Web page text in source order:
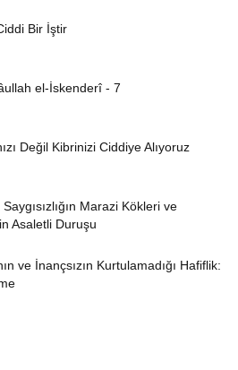
Bir İştir
el-İskenderî - 7
Değil Kibrinizi Ciddiye Alıyoruz
Marazi Kökleri ve
Asaletli Duruşu
ve İnançsızın Kurtulamadığı Hafiflik: